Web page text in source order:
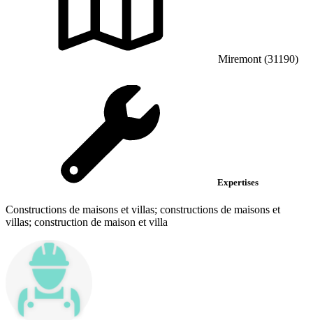
Miremont (31190)
Expertises
Constructions de maisons et villas; constructions de maisons et
villas; construction de maison et villa